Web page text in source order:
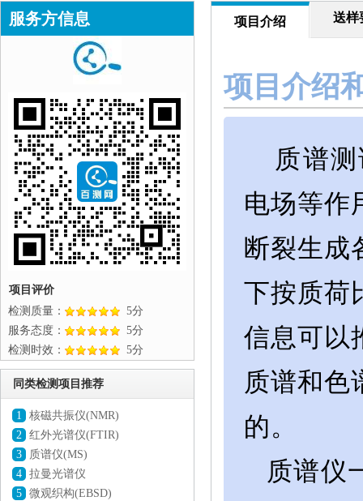
项目介绍 送样
项目介绍
质谱
电场等作
断裂生成
下按质荷
信息可以
质谱和色
的。
质谱仪
服务方信息
项目评价
检测质量：
5分
服务态度：
5分
检测时效：
5分
同类检测项目推荐
1
核磁共振仪(NMR)
2 红外光谱仪(FTIR)
3
质谱仪(MS)
4 拉曼光谱仪
5 微观织构(EBSD)